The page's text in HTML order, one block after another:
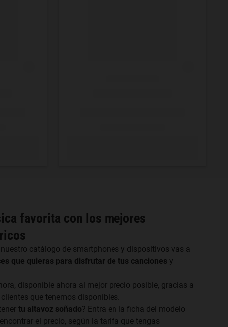
favorita con los mejores
nuestro catálogo de smartphones y dispositivos vas a
que quieras para disfrutar de tus canciones y
disponible ahora al mejor precio posible, gracias a
que tenemos disponibles.
tu altavoz soñado? Entra en la ficha del modelo
el precio, según la tarifa que tengas